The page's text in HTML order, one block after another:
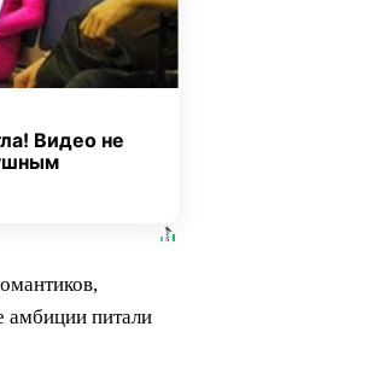
Видео не
амбиции питали